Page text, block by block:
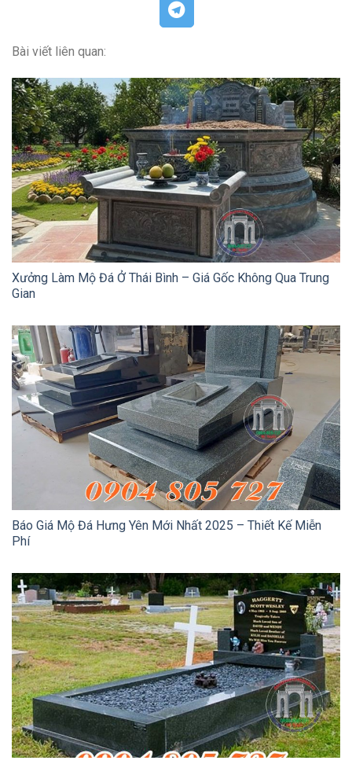
Bài viết liên quan:
Xưởng Làm Mộ Đá Ở Thái Bình – Giá Gốc Không Qua Trung
Gian
Báo Giá Mộ Đá Hưng Yên Mới Nhất 2025 – Thiết Kế Miễn
Phí